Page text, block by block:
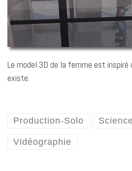
Le model 3D de la femme est inspiré
existe.
Production-Solo
Vidéographie